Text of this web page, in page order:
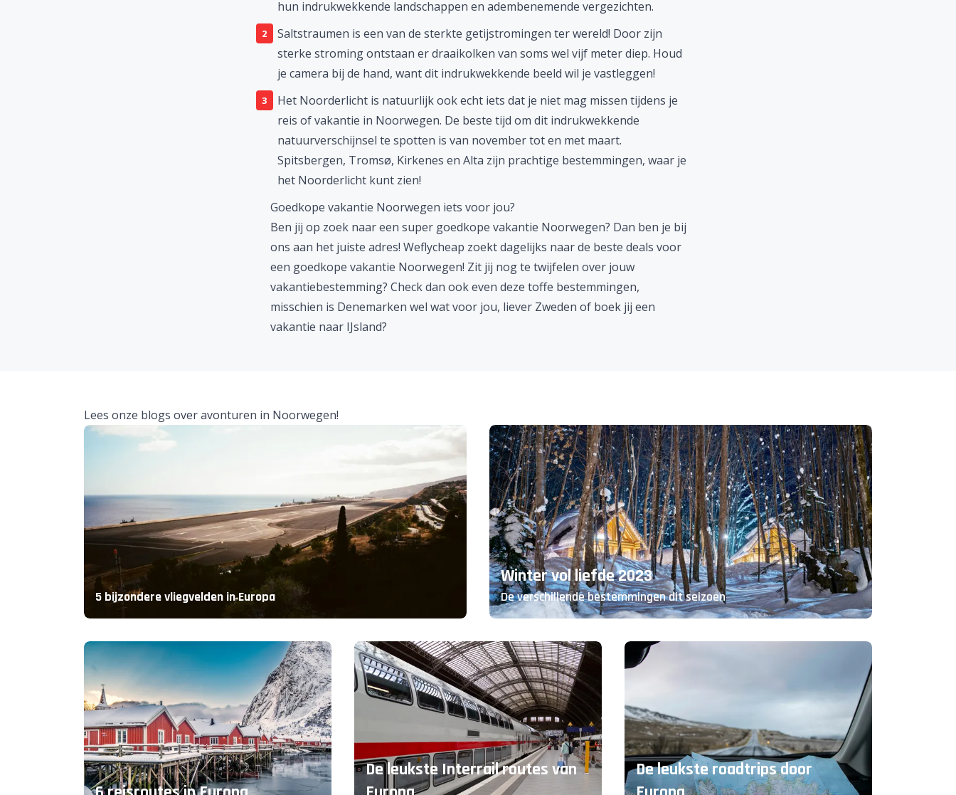
hun indrukwekkende landschappen en adembenemende vergezichten.
Saltstraumen is een van de sterkte getijstromingen ter wereld! Door zijn
sterke stroming ontstaan er draaikolken van soms wel vijf meter diep. Houd
je camera bij de hand, want dit indrukwekkende beeld wil je vastleggen!
Het Noorderlicht is natuurlijk ook echt iets dat je niet mag missen tijdens je
reis of vakantie in Noorwegen. De beste tijd om dit indrukwekkende
natuurverschijnsel te spotten is van november tot en met maart.
Spitsbergen, Tromsø, Kirkenes en Alta zijn prachtige bestemmingen, waar je
het Noorderlicht kunt zien!
Goedkope vakantie Noorwegen iets voor jou?
Ben jij op zoek naar een super goedkope vakantie Noorwegen? Dan ben je bij
ons aan het juiste adres! Weflycheap zoekt dagelijks naar de beste deals voor
een goedkope vakantie Noorwegen! Zit jij nog te twijfelen over jouw
vakantiebestemming? Check dan ook even deze toffe bestemmingen,
misschien is Denemarken wel wat voor jou, liever Zweden of boek jij een
vakantie naar IJsland?
Lees onze blogs over avonturen in Noorwegen!
5 bijzondere vliegvelden in Europa
Winter vol liefde 2023
De verschillende bestemmingen dit seizoen
De leukste Interrail routes van
De leukste roadtrips door